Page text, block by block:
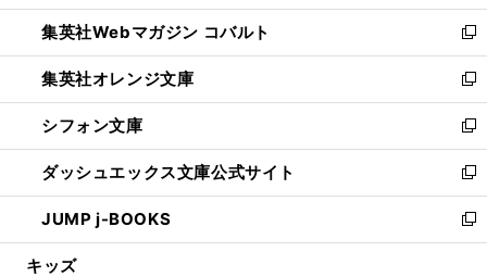
開
く
ウ
で
開
く
ン
ド
ウ
で
開
く
ウ
ィ
ン
ド
ウ
で
開
く
集英社Webマガジン コバルト
新
し
い
ウ
ィ
ン
ド
ウ
で
開
集英社オレンジ文庫
新
し
い
ウ
ィ
ン
ド
ウ
シフォン文庫
新
し
い
ウ
ィ
ン
ダッシュエックス文庫公式サイト
新
し
い
ウ
JUMP j-BOOKS
新
し
キッズ